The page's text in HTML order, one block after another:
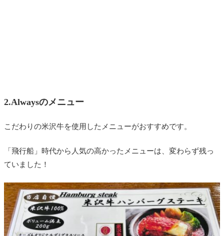
2.Alwaysのメニュー
こだわりの米沢牛を使用したメニューがおすすめです。
「飛行船」時代から人気の高かったメニューは、変わらず残っ
ていました！